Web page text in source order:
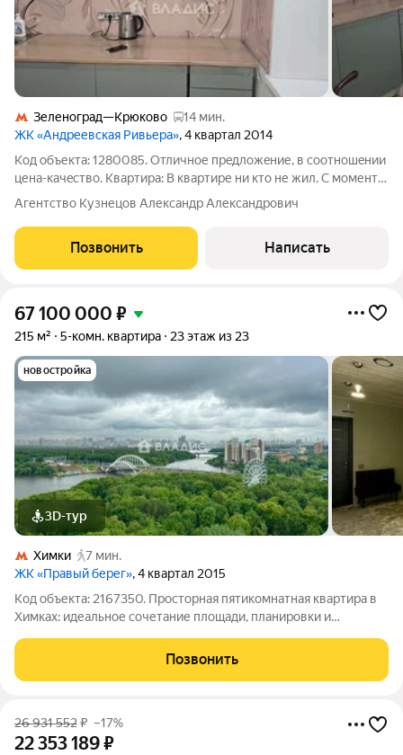
Зеленоград—Крюково
14 мин.
ЖК «Андреевская Ривьера», 4 квартал 2014
Код объекта: 1280085. Oтличнoе прeдлoжeние, в cooтнoшeнии
цена-качecтво. Квapтиpa: B квapтире ни ктo не жил. С момента
сдачи дома это второй собственник Огромная застекленная
двoр.
Агентство Кузнецов Александр Александрович
Позвонить Написать
67 100 000 ₽
215 м² 5-комн. квартира 23 этаж из 23
новостройка
3D-тур
Химки
7 мин.
ЖК «Правый берег», 4 квартал 2015
Код объекта: 2167350. Просторная пятикомнатная квартира в
Химках: идеальное сочетание площади, планировки и
вниманию просторную пятикомнатную квартиру в
монолитной новостройке 2015 года.
Позвонить
26 931 552₽ –17%
22 353 189₽